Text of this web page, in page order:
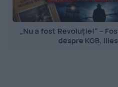
„Nu a fost Revoluție!” –
despre KGB,